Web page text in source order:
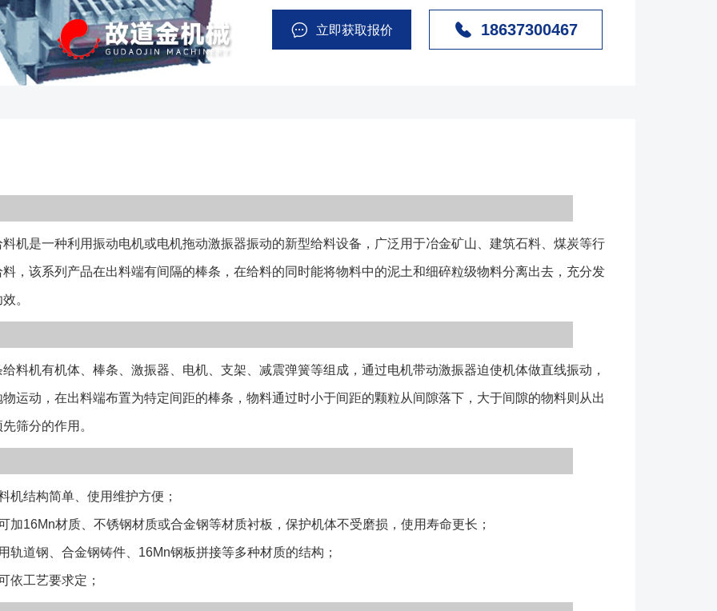
系列棒条给料机有机体、棒条、激振器、电机、支架、减震弹簧等组
成，通过电机带动激振器迫使机体做直线振动，物料在料槽内做抛物运
接等多种材质的结构； 4、棒条间距可依工艺要求定；型号*大进料
粒度 (mm)处理能力(t/h)电机功率(kw)棒条倾角(°)双振幅 (mm)重量
(kg)GZT-072445030-802×1.5104-62936GZT-093256080-
1502×2.4104-63359GZT-094056080-1802×3.2104-63608GZT-
止物料卡阻； 2、棒条有多种结构，可根据实际工艺的要求来选择
动。全部正常运转后，方可入料。 五、运行中出现卡料堆积现象
时，应停车调整，不得勉强使用，以免物料溢出和增加负荷。 六、
碱性油类和有机溶剂成份的物料。 七、设备工作时禁止站人。
立即获取报价 18637300467
是一种利用振动电机或电机拖动激振器振动的新型给料设备，广泛用于冶金矿山、建筑石料、煤炭等行
，该系列产品在出料端有间隔的棒条，在给料的同时能将物料中的泥土和细碎粒级物料分离出去，充分发
。
机有机体、棒条、激振器、电机、支架、减震弹簧等组成，通过电机带动激振器迫使机体做直线振动，
运动，在出料端布置为特定间距的棒条，物料通过时小于间距的颗粒从间隙落下，大于间隙的物料则从出
筛分的作用。
结构简单、使用维护方便；
材质、不锈钢材质或合金钢等材质衬板，保护机体不受磨损，使用寿命更长；
钢、合金钢铸件、16Mn钢板拼接等多种材质的结构；
工艺要求定；